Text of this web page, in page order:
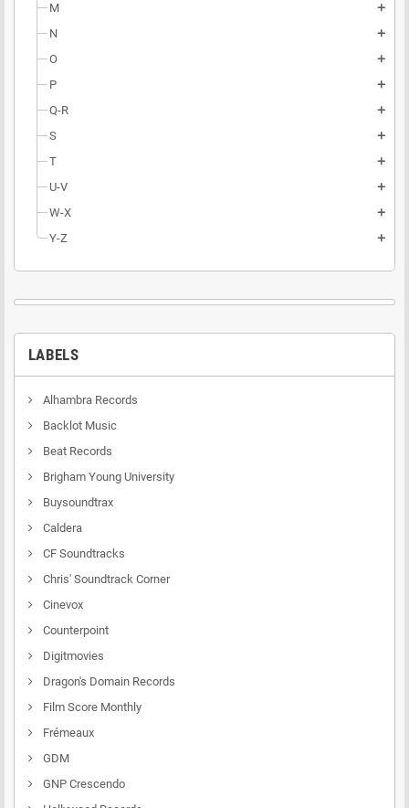
M add
N add
O add
P add
Q-R add
S add
T add
U-V add
W-X add
Y-Z add
LABELS
Alhambra Records
Backlot Music
Beat Records
Brigham Young University
Buysoundtrax
Caldera
CF Soundtracks
Chris' Soundtrack Corner
Cinevox
Counterpoint
Digitmovies
Dragon's Domain Records
Film Score Monthly
Frémeaux
GDM
GNP Crescendo